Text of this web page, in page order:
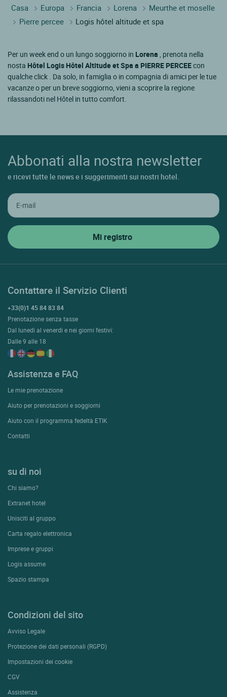
Casa Europa Francia Lorena
Meurthe et moselle
Pierre percee
Logis hôtel altitude et spa
Per un week end o un lungo soggiorno in Lorena , prenota nella
nosta Hôtel Logis Hôtel Altitude et Spa a PIERRE PERCEEcon
qualche click . Da solo, in famiglia o in compagnia di amici per le tue
vacanze o per un breve soggiorno, vieni a scoprire la regione
rilassandoti nel Hôtel in tutto comfort.
Abbonati alla nostra newsletter
e ricevi tutte le news e i suggerimenti sui nostri hotel.
Contattare il Servizio Clienti
+33(0)1 45 84 83 84
Prenotazione senza tasse
Dal lunedì al venerdì e nei giorni festivi:
Dalle 9 alle 18
Assistenza e FAQ
Le mie prenotazione
Aiuto per prenotazioni e soggiorni
Aiuto con il programma fedeltà ETIK
Contatti
su di noi
Chi siamo?
Extranet hotel
Unisciti al gruppo
Carta regalo elettronica
Imprese e gruppi
Logis assume
Spazio stampa
Condizioni del sito
Avviso Legale
Protezione dei dati personali (RGPD)
Impostazioni dei cookie
CGV
Assistenza